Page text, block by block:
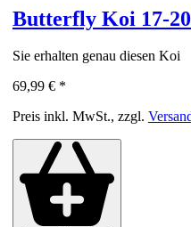
Butterfly Koi 17-
Sie erhalten genau diesen Koi
69,99 € *
Preis inkl. MwSt., zzgl.